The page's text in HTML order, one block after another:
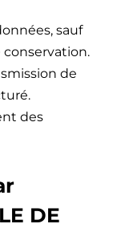
sauf
conservation.
de
des
DE